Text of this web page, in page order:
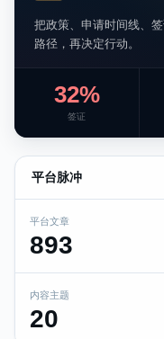
把政策、申请时间线、
路径，再决定行动。
32%
签证
平台脉冲
平台文章
893
内容主题
20